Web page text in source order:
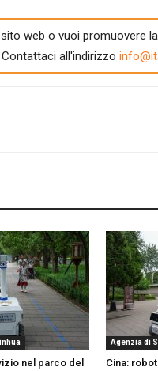
web o vuoi promuovere
all'indirizzo
nel parco del
Agenzia di
Cina: